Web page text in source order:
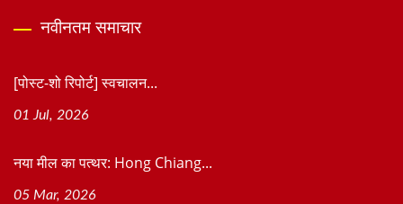
नवीनतम समाचार
[पोस्ट-शो रिपोर्ट] स्वचालन...
01 Jul, 2026
नया मील का पत्थर: Hong Chiang...
05 Mar, 2026